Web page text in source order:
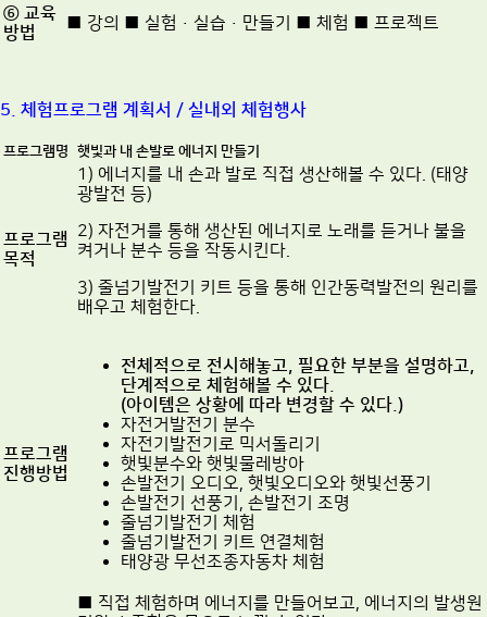
⑥ 교육
방법
■ 강의 ■ 실험·실습·만들기 ■ 체험 ■ 프로젝트
5. 체험프로그램 계획서 / 실내외 체험행사
프로그램명 햇빛과 내 손발로 에너지 만들기
프로그램
목적
1) 에너지를 내 손과 발로 직접 생산해볼 수 있다. (태양
광발전 등)
2) 자전거를 통해 생산된 에너지로 노래를 듣거나 불을
켜거나 분수 등을 작동시킨다.
3) 줄넘기발전기 키트 등을 통해 인간동력발전의 원리를
배우고 체험한다.
프로그램
진행방법
전체적으로 전시해놓고, 필요한 부분을 설명하고,
단계적으로 체험해볼 수 있다
(아이템은 상황에 따라 변경할 수 있다.)
자전거발전기 분수
자전기발전기로 믹서돌리기
햇빛분수와 햇빛물레방아
손발전기 오디오, 햇빛오디오와 햇빛선풍기
손발전기 선풍기, 손발전기 조명
줄넘기발전기 체험
줄넘기발전기 키트 연결체험
태양광 무선조종자동차 체험
■ 직접 체험하며 에너지를 만들어보고, 에너지의 발생원